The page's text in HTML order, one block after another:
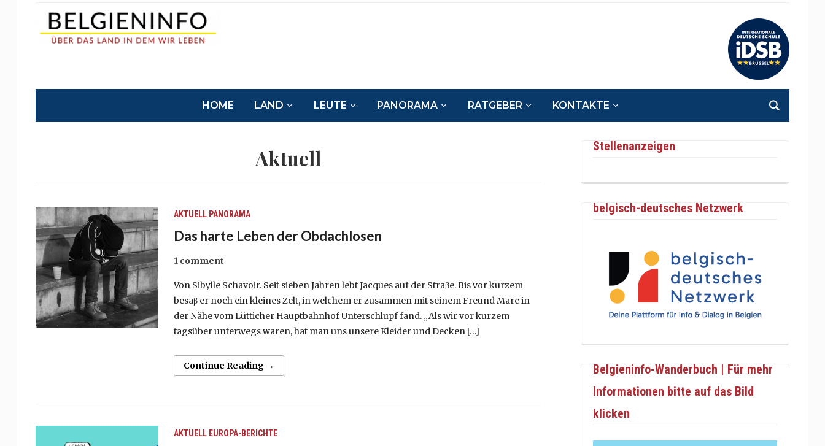
HOME LAND LEUTE PANORAMA RATGEBER KONTAKTE
Aktuell
AKTUELL PANORAMA
Das harte Leben der Obdachlosen
1 comment
Von Sibylle Schavoir. Seit sieben Jahren lebt Jacques auf der Straβe. Bis vor kurzem
besaβ er noch ein kleines Zelt, in welchem er zusammen mit seinem Freund Marc in
der Nähe vom Lütticher Hauptbahnhof Unterschlupf fand. „Als wir vor kurzem
tagsüber unterwegs waren, hat man uns unsere Kleider und Decken […]
Continue Reading →
AKTUELL EUROPA-BERICHTE
Stellenanzeigen
belgisch-deutsches Netzwerk
Belgieninfo-Wanderbuch | Für mehr
Informationen bitte auf das Bild
klicken